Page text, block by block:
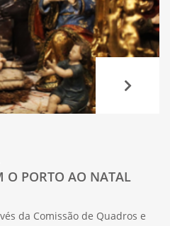
O PORTO AO NATAL
da Comissão de Quadros e